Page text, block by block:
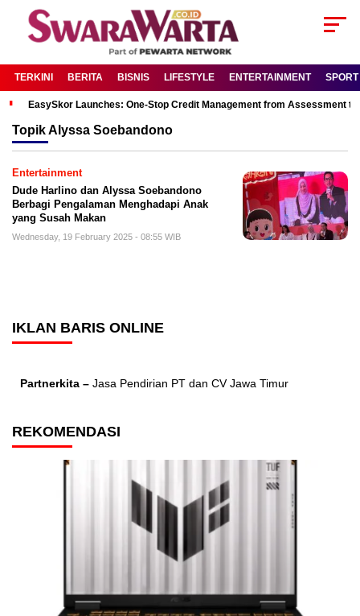
TERKINI BERITA BISNIS LIFESTYLE ENTERTAINMENT SPORT
EasySkor Launches: One-Stop Credit Management from Assessment
TopikAlyssa Soebandono
Entertainment
Dude Harlino dan Alyssa Soebandono
Berbagi Pengalaman Menghadapi Anak
yang Susah Makan
Wednesday, 19 February 2025 - 08:55 WIB
IKLAN BARIS ONLINE
Partnerkita – Jasa Pendirian PT dan CV Jawa Timur
REKOMENDASI